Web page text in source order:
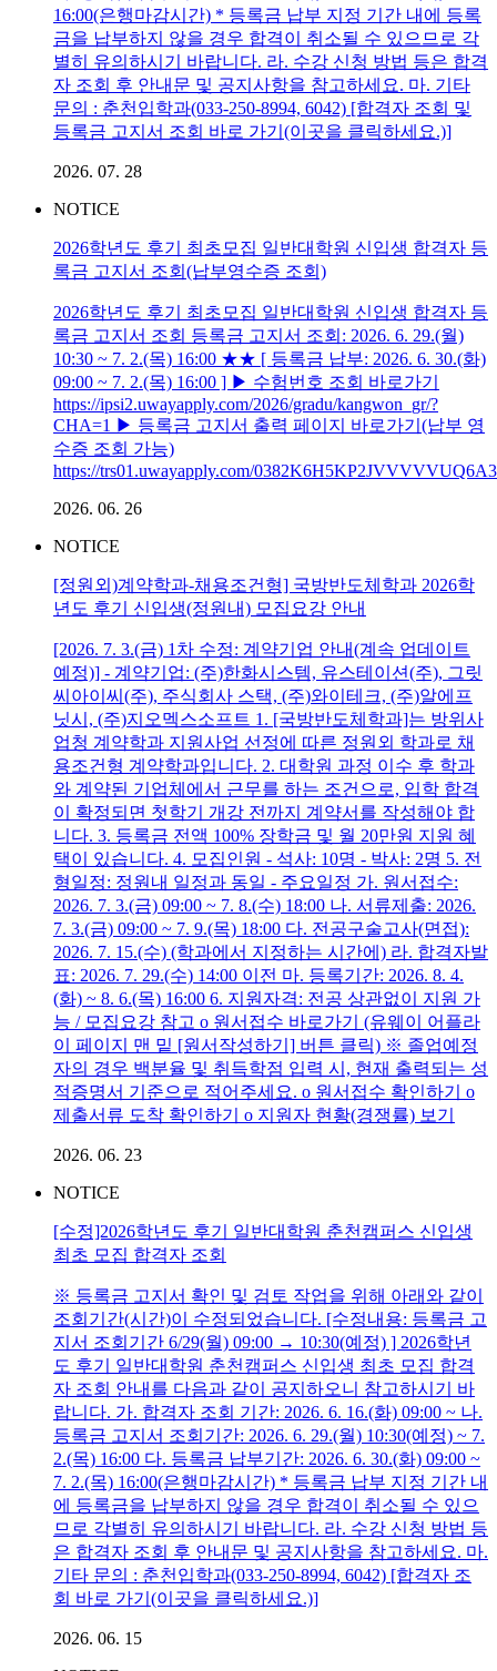
16:00(은행마감시간) * 등록금 납부 지정 기간 내에 등록
금을 납부하지 않을 경우 합격이 취소될 수 있으므로 각
별히 유의하시기 바랍니다. 라. 수강 신청 방법 등은 합격
자 조회 후 안내문 및 공지사항을 참고하세요. 마. 기타
문의 : 춘천입학과(033-250-8994, 6042) [합격자 조회 및
등록금 고지서 조회 바로 가기(이곳을 클릭하세요.)]
2026. 07. 28
NOTICE
2026학년도 후기 최초모집 일반대학원 신입생 합격자 등
록금 고지서 조회(납부영수증 조회)
2026학년도 후기 최초모집 일반대학원 신입생 합격자 등
록금 고지서 조회 등록금 고지서 조회: 2026. 6. 29.(월)
10:30 ~ 7. 2.(목) 16:00 ★★ [ 등록금 납부: 2026. 6. 30.(화)
09:00 ~ 7. 2.(목) 16:00 ] ▶ 수험번호 조회 바로가기
https://ipsi2.uwayapply.com/2026/gradu/kangwon_gr/?
CHA=1 ▶ 등록금 고지서 출력 페이지 바로가기(납부 영
수증 조회 가능)
https://trs01.uwayapply.com/0382K6H5KP2JVVVVVUQ6A3
2026. 06. 26
NOTICE
[정원외)계약학과-채용조건형] 국방반도체학과 2026학
년도 후기 신입생(정원내) 모집요강 안내
[2026. 7. 3.(금) 1차 수정: 계약기업 안내(계속 업데이트
예정)] - 계약기업: (주)한화시스템, 유스테이션(주), 그릿
씨아이씨(주), 주식회사 스택, (주)와이테크, (주)알에프
닛시, (주)지오멕스소프트 1. [국방반도체학과]는 방위사
업청 계약학과 지원사업 선정에 따른 정원외 학과로 채
용조건형 계약학과입니다. 2. 대학원 과정 이수 후 학과
와 계약된 기업체에서 근무를 하는 조건으로, 입학 합격
이 확정되면 첫학기 개강 전까지 계약서를 작성해야 합
니다. 3. 등록금 전액 100% 장학금 및 월 20만원 지원 혜
택이 있습니다. 4. 모집인원 - 석사: 10명 - 박사: 2명 5. 전
형일정: 정원내 일정과 동일 - 주요일정 가. 원서접수:
2026. 7. 3.(금) 09:00 ~ 7. 8.(수) 18:00 나. 서류제출: 2026.
7. 3.(금) 09:00 ~ 7. 9.(목) 18:00 다. 전공구술고사(면접):
2026. 7. 15.(수) (학과에서 지정하는 시간에) 라. 합격자발
표: 2026. 7. 29.(수) 14:00 이전 마. 등록기간: 2026. 8. 4.
(화) ~ 8. 6.(목) 16:00 6. 지원자격: 전공 상관없이 지원 가
능 / 모집요강 참고 o 원서접수 바로가기 (유웨이 어플라
이 페이지 맨 밑 [원서작성하기] 버튼 클릭) ※ 졸업예정
자의 경우 백분율 및 취득학점 입력 시, 현재 출력되는 성
적증명서 기준으로 적어주세요. o 원서접수 확인하기 o
제출서류 도착 확인하기 o 지원자 현황(경쟁률) 보기
2026. 06. 23
NOTICE
[수정]2026학년도 후기 일반대학원 춘천캠퍼스 신입생
최초 모집 합격자 조회
※ 등록금 고지서 확인 및 검토 작업을 위해 아래와 같이
조회기간(시간)이 수정되었습니다. [수정내용: 등록금 고
지서 조회기간 6/29(월) 09:00 → 10:30(예정) ] 2026학년
도 후기 일반대학원 춘천캠퍼스 신입생 최초 모집 합격
자 조회 안내를 다음과 같이 공지하오니 참고하시기 바
랍니다. 가. 합격자 조회 기간: 2026. 6. 16.(화) 09:00 ~ 나.
등록금 고지서 조회기간: 2026. 6. 29.(월) 10:30(예정) ~ 7.
2.(목) 16:00 다. 등록금 납부기간: 2026. 6. 30.(화) 09:00 ~
7. 2.(목) 16:00(은행마감시간) * 등록금 납부 지정 기간 내
에 등록금을 납부하지 않을 경우 합격이 취소될 수 있으
므로 각별히 유의하시기 바랍니다. 라. 수강 신청 방법 등
은 합격자 조회 후 안내문 및 공지사항을 참고하세요. 마.
기타 문의 : 춘천입학과(033-250-8994, 6042) [합격자 조
회 바로 가기(이곳을 클릭하세요.)]
2026. 06. 15